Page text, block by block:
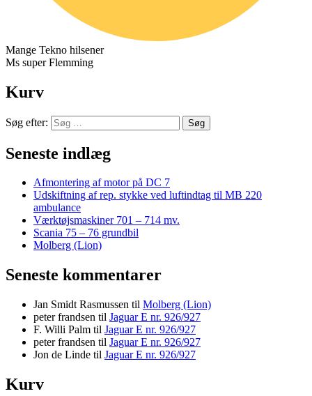
Mange Tekno hilsener
Ms super Flemming
Kurv
Søg efter:
Seneste indlæg
Afmontering af motor på DC 7
Udskiftning af rep. stykke ved luftindtag til MB 220
ambulance
Værktøjsmaskiner 701 – 714 mv.
Scania 75 – 76 grundbil
Molberg (Lion)
Seneste kommentarer
Jan Smidt Rasmussen til Molberg (Lion)
peter frandsen til Jaguar E nr. 926/927
F. Willi Palm til Jaguar E nr. 926/927
peter frandsen til Jaguar E nr. 926/927
Jon de Linde til Jaguar E nr. 926/927
Kurv